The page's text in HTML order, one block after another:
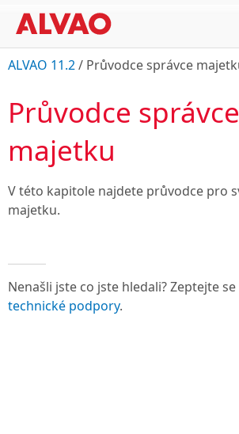
ALVAO 11.2/ Průvodce správce
Průvodce správce
majetku
V této kapitole najdete průvodce pro
majetku.
Nenašli jste co jste hledali? Zeptejte
technické podpory.